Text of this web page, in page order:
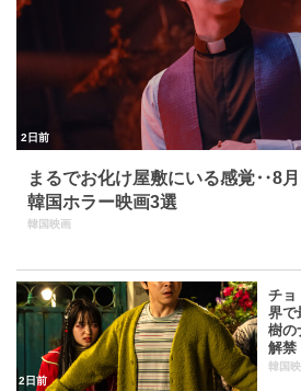
2日前
まるでお化け屋敷にいる感覚‥8
韓国ホラー映画3選
韓国映画
2日前
チョ
界で
樹の
解禁
韓国